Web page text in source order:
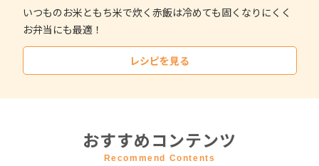
いつものお米ともち米で炊く赤飯は冷めても固くなりにくく
お弁当にも最適！
レシピを見る
おすすめコンテンツ
Recommend Contents